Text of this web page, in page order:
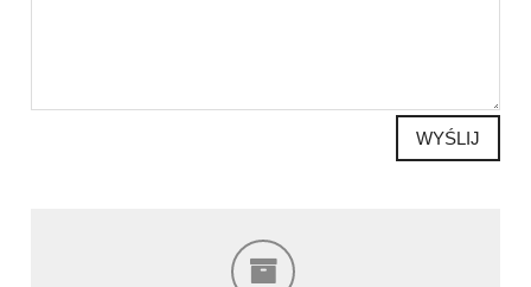
WYŚLIJ